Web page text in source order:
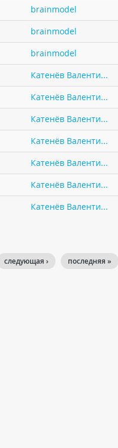
brainmodel
brainmodel
brainmodel
Катенёв Валенти...
Катенёв Валенти...
Катенёв Валенти...
Катенёв Валенти...
Катенёв Валенти...
Катенёв Валенти...
Катенёв Валенти...
последняя »
следующая ›